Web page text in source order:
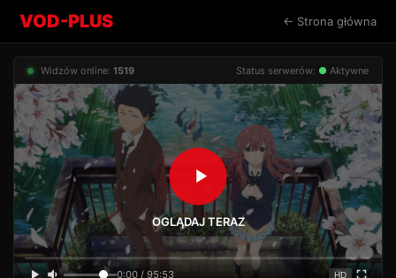
VOD-PLUS ← Strona główna
Widzów online: 1519 Status serwerów: ● Aktywne
OGLĄDAJ TERAZ
0:00 / 95:53 HD